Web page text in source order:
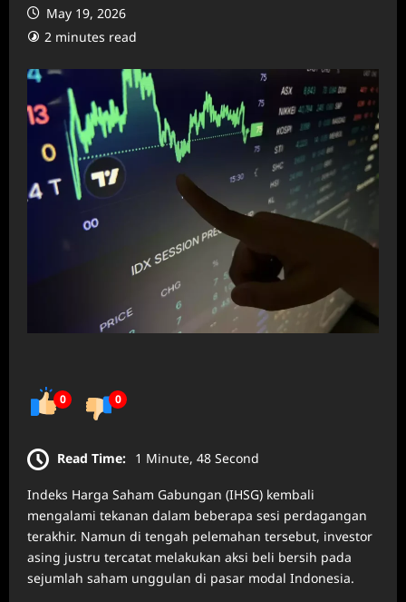
May 19, 2026
2 minutes read
0 0
Read Time: 1 Minute, 48 Second
Indeks Harga Saham Gabungan (IHSG) kembali
mengalami tekanan dalam beberapa sesi perdagangan
terakhir. Namun di tengah pelemahan tersebut, investor
asing justru tercatat melakukan aksi beli bersih pada
sejumlah saham unggulan di pasar modal Indonesia.